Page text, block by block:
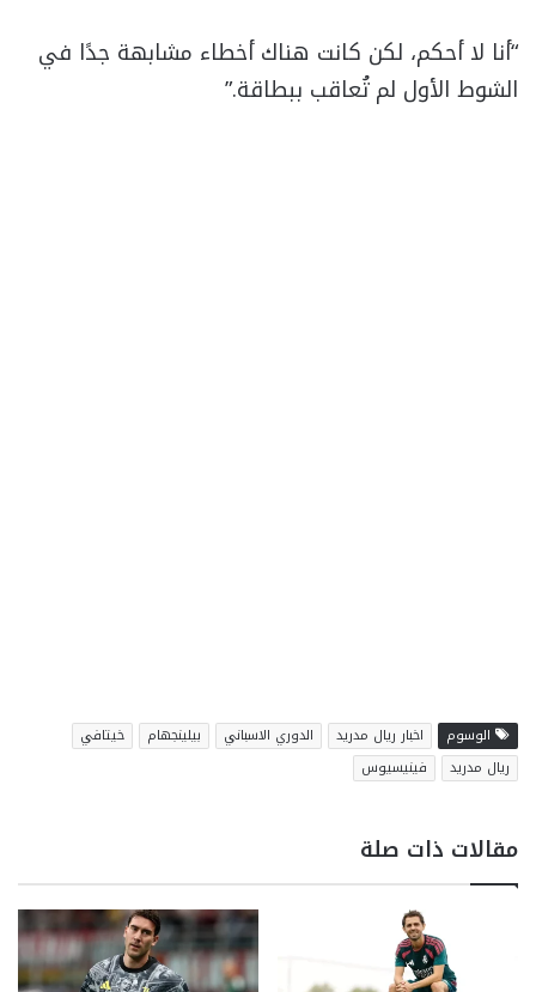
“أنا لا أحكم، لكن كانت هناك أخطاء مشابهة جدًا في
الشوط الأول لم تُعاقب ببطاقة.”
الوسوم اخبار ريال مدريد الدوري الاسباني بيلينجهام
خيتافي
ريال مدريد
فينيسيوس
مقالات ذات صلة